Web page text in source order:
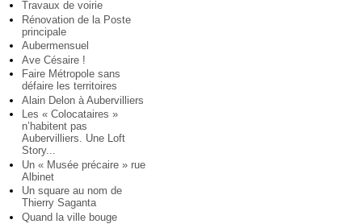
Travaux de voirie
Rénovation de la Poste
principale
Aubermensuel
Ave Césaire !
Faire Métropole sans
défaire les territoires
Alain Delon à Aubervilliers
Les « Colocataires »
n’habitent pas
Aubervilliers. Une Loft
Story...
Un « Musée précaire » rue
Albinet
Un square au nom de
Thierry Saganta
Quand la ville bouge